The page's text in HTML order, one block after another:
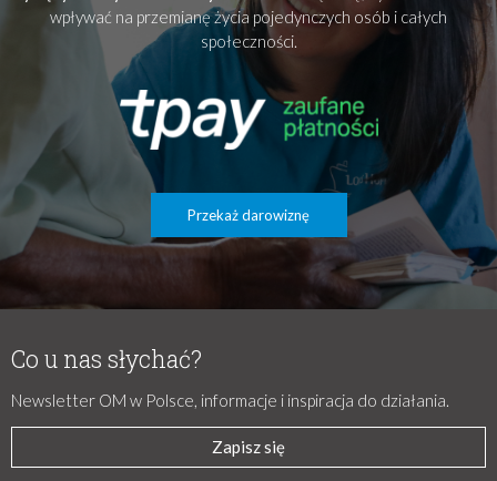
wpływać na przemianę życia pojedynczych osób i całych
społeczności.
Przekaż darowiznę
Co u nas słychać?
Newsletter OM w Polsce, informacje i inspiracja do działania.
Zapisz się